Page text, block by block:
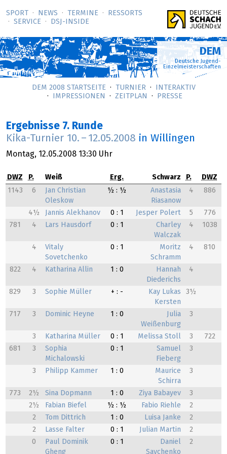
SPORT NEWS TERMINE
RESSORTS
SERVICE
DSJ-­INSIDE
DEM
Deutsche Jugend-
Einzelmeisterschaften
DEM 2008 STARTSEITE TURNIER
INTERAKTIV
IMPRESSIONEN
ZEITPLAN PRESSE
Ergebnisse 7. Runde
Kika-Turnier 10. – 12.05.2008 in Willingen
Montag, 12.05.2008 13:30 Uhr
DWZ P. Weiß Erg. Schwarz P.
DWZ
1143
6
Jan Christian
Oleskow
½ : ½
Anastasia
Riasanow
4 886
4½ Jannis Alekhanov 0 : 1 Jesper Polert 5
776
781
4 Lars Hausdorf 0 : 1
Charley
Walczak
4 1038
4
Vitaly
Sovetchenko
0 : 1
Moritz
Schramm
4 810
822 4 Katharina Allin 1 : 0
Hannah
Diederichs
4
829 3 Sophie Müller + : -
Kay Lukas
Kersten
3½
717 3 Dominic Heyne 1 : 0
Julia
Weißenburg
3
3 Katharina Müller 0 : 1 Melissa Stoll 3
722
681
3
Sophia
Michalowski
0 : 1
Samuel
Fieberg
3
3 Philipp Kammer 1 : 0
Maurice
Schirra
3
773 2½ Sina Dopmann 1 : 0 Ziya Babayev
3
2½
Fabian Biefel ½ : ½ Fabio Riehle
2
2
Tom Dittrich 1 : 0 Luisa Janke
2
2
Lasse Falter 0 : 1 Julian Martin
2
0
Paul Dominik
Gheng
0 : 1
Daniel
Savchenko
2